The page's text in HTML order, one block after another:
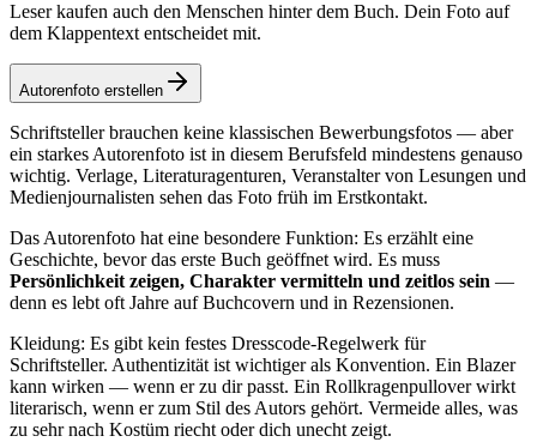
Leser kaufen auch den Menschen hinter dem Buch. Dein Foto auf
dem Klappentext entscheidet mit.
Autorenfoto erstellen
Schriftsteller brauchen keine klassischen Bewerbungsfotos — aber
ein starkes Autorenfoto ist in diesem Berufsfeld mindestens genauso
wichtig. Verlage, Literaturagenturen, Veranstalter von Lesungen und
Medienjournalisten sehen das Foto früh im Erstkontakt.
Das Autorenfoto hat eine besondere Funktion: Es erzählt eine
Geschichte, bevor das erste Buch geöffnet wird. Es muss
Persönlichkeit zeigen, Charakter vermitteln und zeitlos sein —
denn es lebt oft Jahre auf Buchcovern und in Rezensionen.
Kleidung: Es gibt kein festes Dresscode-Regelwerk für
Schriftsteller. Authentizität ist wichtiger als Konvention. Ein Blazer
kann wirken — wenn er zu dir passt. Ein Rollkragenpullover wirkt
literarisch, wenn er zum Stil des Autors gehört. Vermeide alles, was
zu sehr nach Kostüm riecht oder dich unecht zeigt.